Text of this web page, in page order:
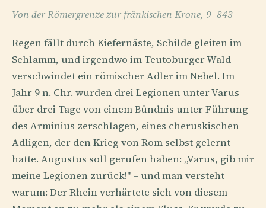
Von der Römergrenze zur fränkischen Krone, 9–843
Regen fällt durch Kiefernäste, Schilde gleiten im
Schlamm, und irgendwo im Teutoburger Wald
verschwindet ein römischer Adler im Nebel. Im
Jahr 9 n. Chr. wurden drei Legionen unter Varus
über drei Tage von einem Bündnis unter Führung
des Arminius zerschlagen, eines cheruskischen
Adligen, der den Krieg von Rom selbst gelernt
hatte. Augustus soll gerufen haben: „Varus, gib mir
meine Legionen zurück!" – und man versteht
warum: Der Rhein verhärtete sich von diesem